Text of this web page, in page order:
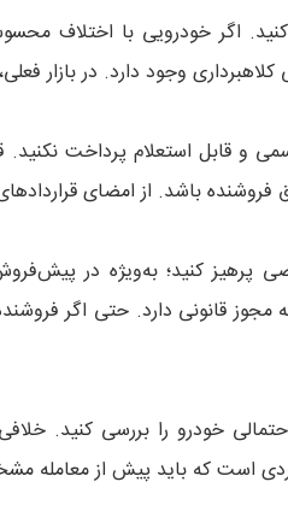
اگر خودرویی با اختلاف
وجود دارد. در بازار
و قابل استعلام پرداخت
فروشنده باشد. از امضای
پرهیز کنید؛ به‌ویژه در
مجوز قانونی دارد. حتی اگر
خودرو را بررسی کنید.
است که باید پیش از معامله